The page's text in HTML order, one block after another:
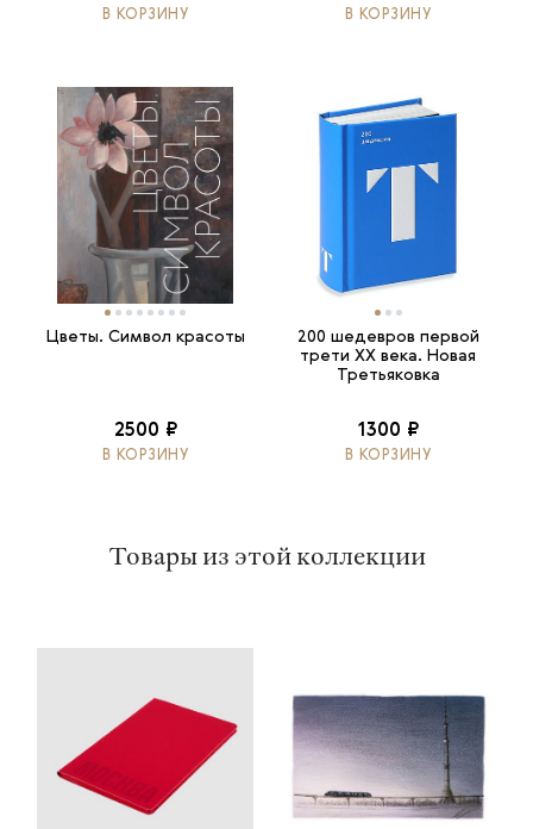
В КОРЗИНУ В КОРЗИНУ
Цветы. Символ красоты
2500 ₽
В КОРЗИНУ
200 шедевров первой
трети ХХ века. Новая
Третьяковка
1300 ₽
В КОРЗИНУ
Товары из этой коллекции